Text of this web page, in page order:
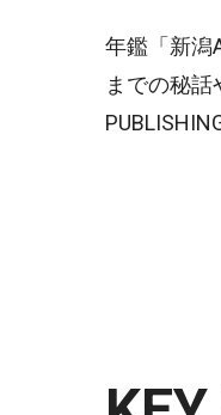
年鑑「新潟
までの秘